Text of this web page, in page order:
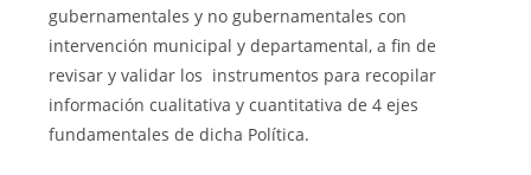
gubernamentales y no gubernamentales con
intervención municipal y departamental, a fin de
revisar y validar los instrumentos para recopilar
información cualitativa y cuantitativa de 4 ejes
fundamentales de dicha Política.